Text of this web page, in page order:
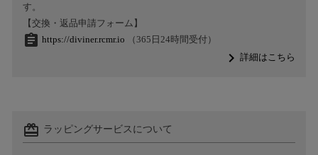
す。
【交換・返品申請フォーム】
assignment https://diviner.rcmr.io （365日24時間受付）
navigate_next詳細はこちら
card_giftcard ラッピングサービスについて